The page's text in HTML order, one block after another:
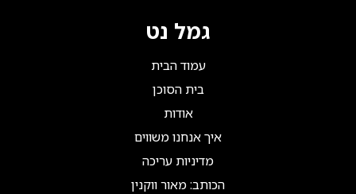
גמל נט
עמוד הבית
בית הסוכן
אודות
איך אנחנו משווים
מדיניות עריכה
הכותב: מאור ווקנין